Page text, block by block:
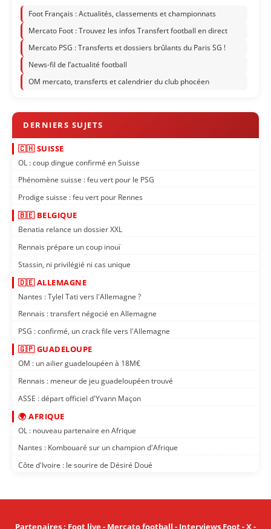
Foot Français : Actualités, classements et championnats
Mercato Foot : Trouvez les infos Transfert football en direct
Mercato PSG : Transferts et dossiers brûlants du Paris SG !
News-fil de l’actualité football
OM mercato, transferts et calendrier du club phocéen
🇨🇭 SUISSE
OL : coup dingue confirmé en Suisse
Phénomène suisse : feu vert pour le PSG
Prodige suisse : feu vert pour Rennes
🇧🇪 BELGIQUE
Benatia relance un dossier XXL
Rennais prépare un coup inouï
Stassin, ni privilégié ni cas unique
🇩🇪 ALLEMAGNE
Nantes : Tylel Tati vers l'Allemagne ?
Rennais : transfert négocié en Allemagne
PSG : confirmé, un crack file vers l'Allemagne
🇬🇵 GUADELOUPE
OM : un ailier guadeloupéen à 18M€
Rennais : meneur de jeu guadeloupéen trouvé
ASSE : départ officiel d'Yvann Maçon
🌍 AFRIQUE
OL : nouveau partenaire en Afrique
Nantes : Kombouaré sur un champion d'Afrique
Côte d'Ivoire : le sourire de Désiré Doué
Partenaires: Foot live- Mercato football - Interviews Foot-X-